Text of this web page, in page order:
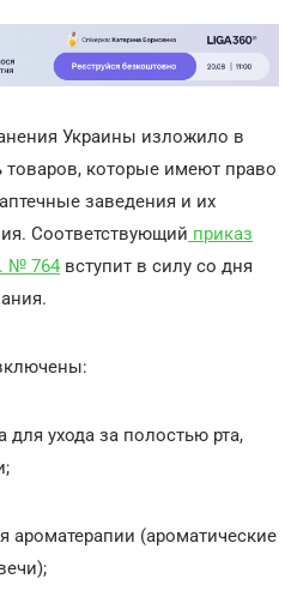
Украины изложило в
товаров, которые имеют право
заведения и их
Соответствующий приказ
№ 764 вступит в силу со дня
для ухода за полостью рта,
ароматерапии (ароматические